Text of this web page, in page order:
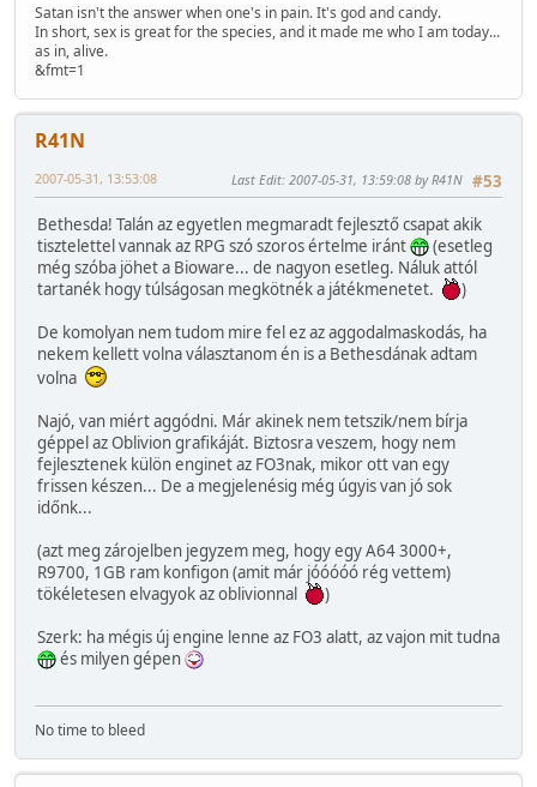
Satan isn't the answer when one's in pain. It's god and candy.
In short, sex is great for the species, and it made me who I am today...
as in, alive.
&fmt=1
R41N
#53
2007-05-31, 13:53:08 Last Edit: 2007-05-31, 13:59:08 by R41N
Bethesda! Talán az egyetlen megmaradt fejlesztő csapat akik
tisztelettel vannak az RPG szó szoros értelme iránt
(esetleg
még szóba jöhet a Bioware... de nagyon esetleg. Náluk attól
tartanék hogy túlságosan megkötnék a játékmenetet.
)
De komolyan nem tudom mire fel ez az aggodalmaskodás, ha
nekem kellett volna választanom én is a Bethesdának adtam
volna
Najó, van miért aggódni. Már akinek nem tetszik/nem bírja
géppel az Oblivion grafikáját. Biztosra veszem, hogy nem
fejlesztenek külön enginet az FO3nak, mikor ott van egy
frissen készen... De a megjelenésig még úgyis van jó sok
időnk...
(azt meg zárojelben jegyzem meg, hogy egy A64 3000+,
R9700, 1GB ram konfigon (amit már jóóóóó rég vettem)
tökéletesen elvagyok az oblivionnal
)
Szerk: ha mégis új engine lenne az FO3 alatt, az vajon mit tudna
és milyen gépen
No time to bleed